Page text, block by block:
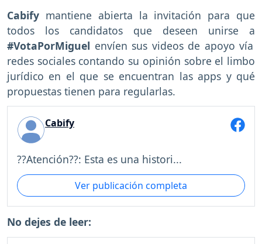
Cabify mantiene abierta la invitación para que
todos los candidatos que deseen unirse a
#VotaPorMiguel envíen sus videos de apoyo vía
redes sociales contando su opinión sobre el limbo
jurídico en el que se encuentran las apps y qué
propuestas tienen para regularlas.
Cabify
??Atención??: Esta es una histori...
Ver publicación completa
No dejes de leer: